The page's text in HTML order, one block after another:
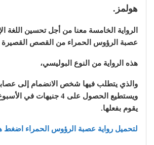
هولمز.
الرواية الخامسة معنا من أجل تحسين اللغة
عصبة الرؤوس الحمراء من القصص
هذه الرواية من النوع البوليسي،
والذي يتطلب فيها شخص الانضمام إلى
ويستطيع الحصول على 4
يقوم بفعلها.
لتحميل رواية عصبة الرؤوس الحمراء اضغط